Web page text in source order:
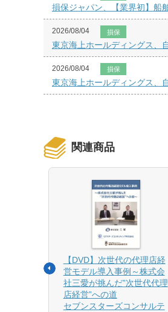
損保ジャパン、【業界初】船
2026/08/04 損保
東京海上ホールディングス、
2026/08/04 損保
東京海上ホールディングス、
関連商品
【DVD】次世代の代理店経
営モデル導入事例～株式会
社三愛が挑んだ”次世代代理
店経営”への道
セブンスターズコンサルテ